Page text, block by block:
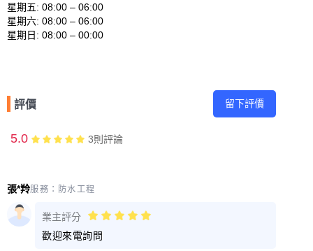
星期五: 08:00 – 06:00
星期六: 08:00 – 06:00
評價 留下評價
5.0 3則評論
張*羚服務： 防水工程
業主評分
歡迎來電詢問